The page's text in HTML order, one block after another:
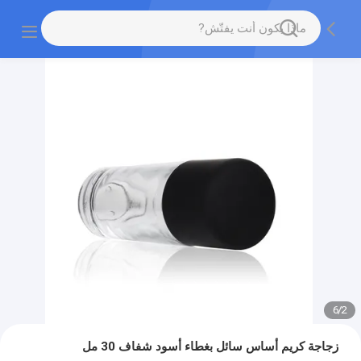
2
/
6
زجاجة كريم أساس سائل بغطاء أسود شفاف 30 مل